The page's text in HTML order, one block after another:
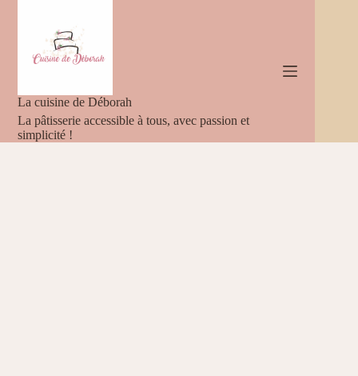
La cuisine de Déborah
La pâtisserie accessible à tous, avec passion et
simplicité !